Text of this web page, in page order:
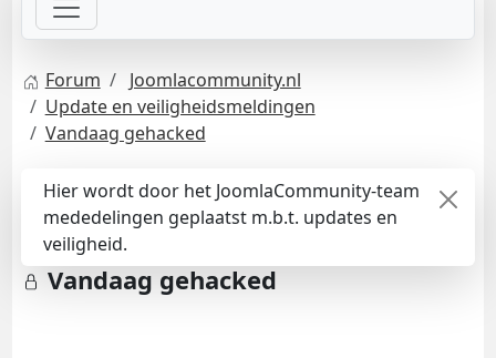
Forum
Joomlacommunity.nl
Update en veiligheidsmeldingen
Vandaag gehacked
Hier wordt door het JoomlaCommunity-team
mededelingen geplaatst m.b.t. updates en
veiligheid.
Vandaag gehacked